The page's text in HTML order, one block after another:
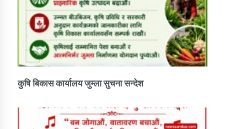
कुषि बिकास कार्यालय जुम्ला सुचना सन्देश